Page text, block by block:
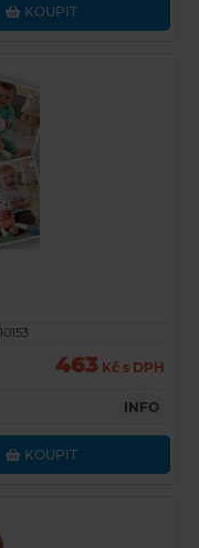
KOUPIT
463 Kč s DPH
INFO
KOUPIT